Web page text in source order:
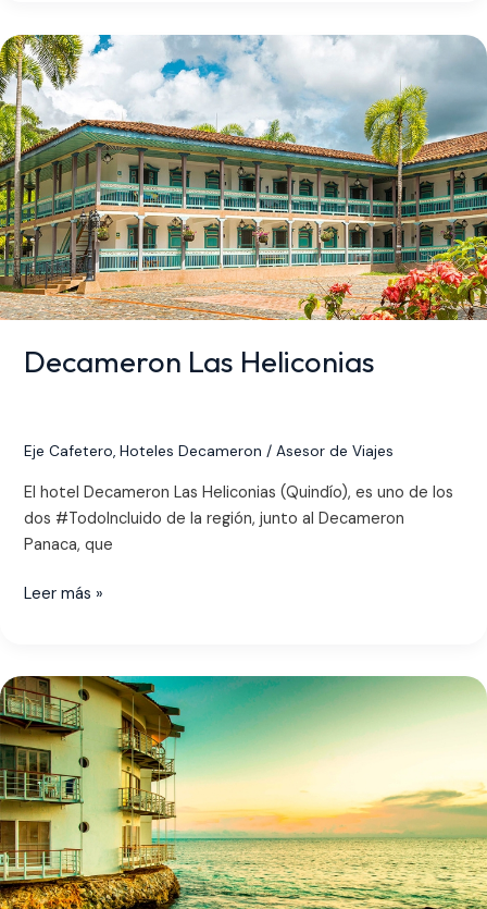
Decameron Las Heliconias
Eje Cafetero, Hoteles Decameron / Asesor de Viajes
El hotel Decameron Las Heliconias (Quindío), es uno de los
dos #TodoIncluido de la región, junto al Decameron
Panaca, que
Decameron
Las
Heliconias
Leer más »
Decameron
Aquarium
San
Andrés
Todo
Incluido